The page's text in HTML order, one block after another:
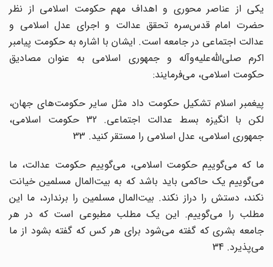
یکی از عناصر محوری و اهداف مهم حکومت اسلامی از نظر
حضرت امام قدس‌سره تحقق عدالت و اجرای عدل اسلامی و
عدالت اجتماعی در جامعه است. ایشان با اشاره به حکومت پیامبر
اکرم صلی‌الله‌علیه‌و‌آله و جمهوری اسلامی به عنوان مصادیق
حکومت اسلامی، می‌فرمایند:
پیغمبر اسلام تشکیل حکومت داد مثل سایر حکومت‌های جهان،
لکن با انگیزه بسط عدالت اجتماعی. 32 حکومت اسلامی،
جمهوری اسلامی، عدل اسلامی را مستقر کنید. 33
ما که می‌گوییم حکومت اسلامی، می‌گوییم حکومت عدالت، ما
می‌گوییم یک حاکمی باید باشد که به بیت‌المال مسلمین خیانت
نکند، دستش را دراز نکند. بیت‌المال مسلمین را برندارد، ما این
مطلب را می‌گوییم. این یک مطلب مطبوعی است که در هر
جامعه بشری که گفته می‌شود برای هر کس که گفته بشود از ما
می‌پذیرد. 34